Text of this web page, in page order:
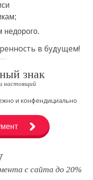
недорого.
в будущем!
знак
настоящий
и конфендициально
с сайта до 20%